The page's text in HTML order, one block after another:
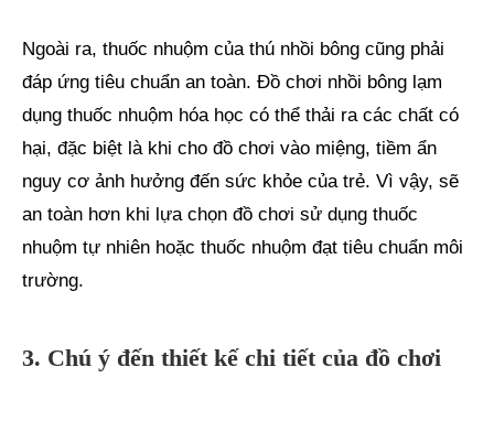
Ngoài ra, thuốc nhuộm của thú nhồi bông cũng phải
đáp ứng tiêu chuẩn an toàn. Đồ chơi nhồi bông lạm
dụng thuốc nhuộm hóa học có thể thải ra các chất có
hại, đặc biệt là khi cho đồ chơi vào miệng, tiềm ẩn
nguy cơ ảnh hưởng đến sức khỏe của trẻ. Vì vậy, sẽ
an toàn hơn khi lựa chọn đồ chơi sử dụng thuốc
nhuộm tự nhiên hoặc thuốc nhuộm đạt tiêu chuẩn môi
trường.
3. Chú ý đến thiết kế chi tiết của đồ chơi